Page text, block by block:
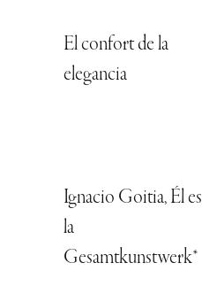
El confort de la
elegancia
Ignacio Goitia, Él es
la
Gesamtkunstwerk*